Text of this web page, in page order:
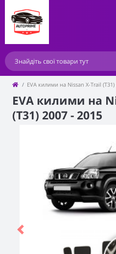
EVA килими на Nissan X-Trail
EVA килими на
(T31) 2007 - 2015
Previous